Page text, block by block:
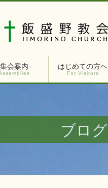
集会案内 はじめての方へ
For Visitors
ブログ